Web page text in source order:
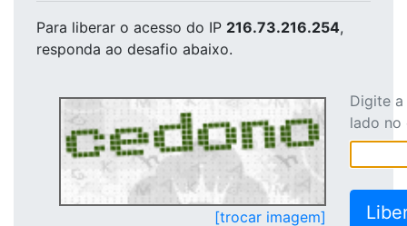
Para liberar o acesso do IP 216.73.216.254,
responda ao desafio abaixo.
[trocar imagem]
Digite
lado no